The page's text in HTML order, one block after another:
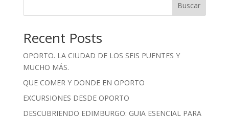
Buscar
Recent Posts
OPORTO. LA CIUDAD DE LOS SEIS PUENTES Y
MUCHO MÁS.
QUE COMER Y DONDE EN OPORTO
EXCURSIONES DESDE OPORTO
DESCUBRIENDO EDIMBURGO: GUIA ESENCIAL PARA